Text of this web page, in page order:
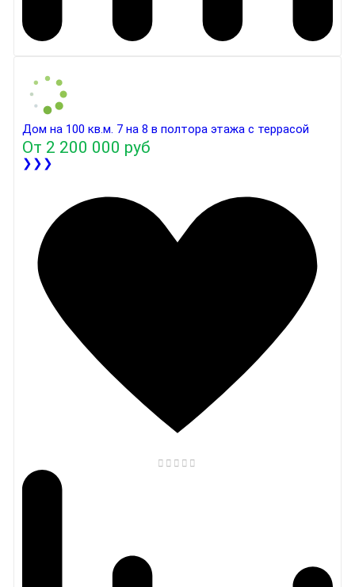
Дом на 100 кв.м. 7 на 8 в полтора этажа с террасой
От 2 200 000 руб
❯❯❯